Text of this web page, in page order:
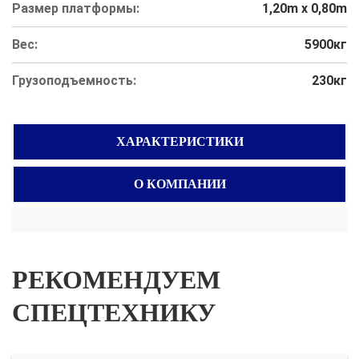
Размер платформы: 1,20m x 0,80m
Вес: 5900кг
Грузоподъемность: 230кг
ХАРАКТЕРИСТИКИ
О КОМПАНИИ
РЕКОМЕНДУЕМ
СПЕЦТЕХНИКУ